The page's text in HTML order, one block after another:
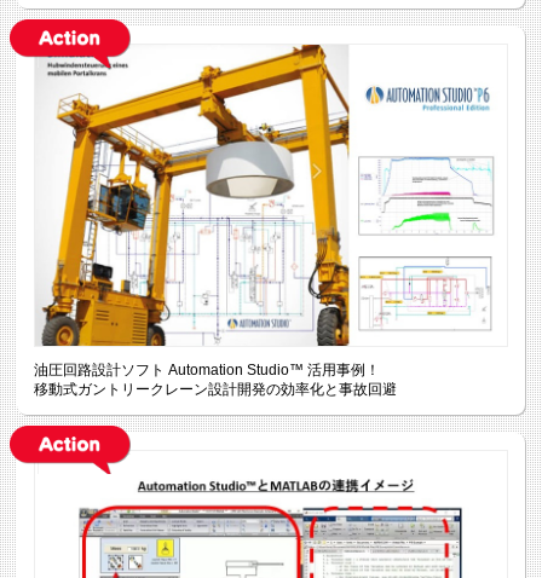
油圧回路設計ソフト Automation Studio™ 活用事例！
移動式ガントリークレーン設計開発の効率化と事故回避